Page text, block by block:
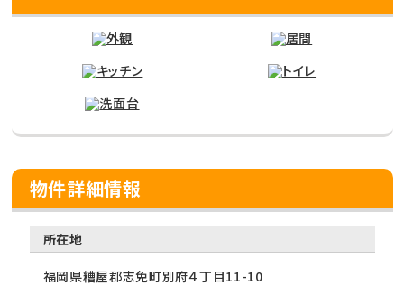
物件詳細情報
所在地
福岡県糟屋郡志免町別府４丁目11-10